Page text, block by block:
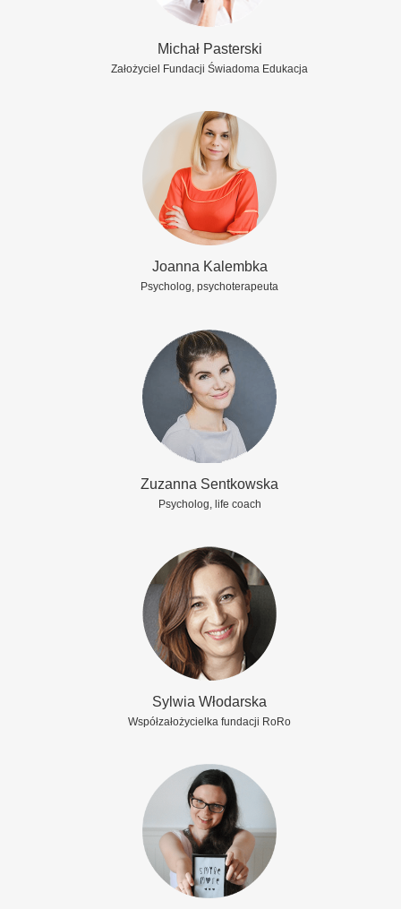
Michał Pasterski
Założyciel Fundacji Świadoma Edukacja
Joanna Kalembka
Psycholog, psychoterapeuta
Zuzanna Sentkowska
Psycholog, life coach
Sylwia Włodarska
Współzałożycielka fundacji RoRo